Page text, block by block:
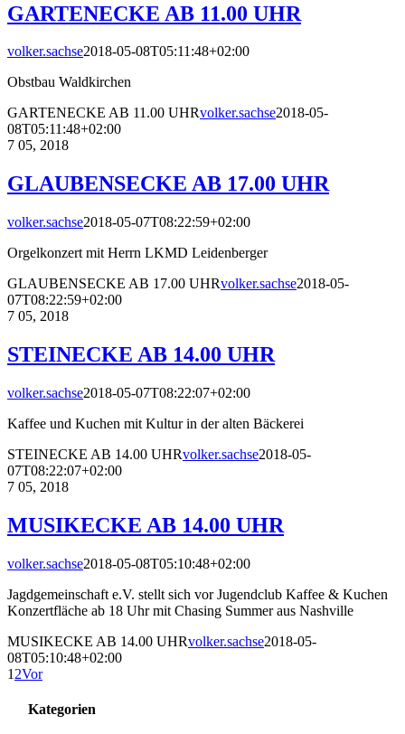
GARTENECKE AB 11.00 UHR
volker.sachse2018-05-08T05:11:48+02:00
Obstbau Waldkirchen
GARTENECKE AB 11.00 UHRvolker.sachse2018-05-
08T05:11:48+02:00
7 05, 2018
GLAUBENSECKE AB 17.00 UHR
volker.sachse2018-05-07T08:22:59+02:00
Orgelkonzert mit Herrn LKMD Leidenberger
GLAUBENSECKE AB 17.00 UHRvolker.sachse2018-05-
07T08:22:59+02:00
7 05, 2018
STEINECKE AB 14.00 UHR
volker.sachse2018-05-07T08:22:07+02:00
Kaffee und Kuchen mit Kultur in der alten Bäckerei
STEINECKE AB 14.00 UHRvolker.sachse2018-05-
07T08:22:07+02:00
7 05, 2018
MUSIKECKE AB 14.00 UHR
volker.sachse2018-05-08T05:10:48+02:00
Jagdgemeinschaft e.V. stellt sich vor Jugendclub Kaffee & Kuchen
Konzertfläche ab 18 Uhr mit Chasing Summer aus Nashville
MUSIKECKE AB 14.00 UHRvolker.sachse2018-05-
08T05:10:48+02:00
1 2Vor
Kategorien